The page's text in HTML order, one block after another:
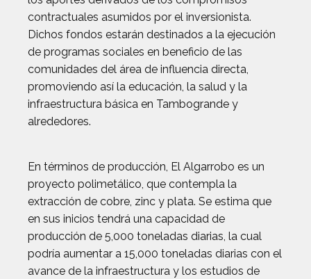
contractuales asumidos por el inversionista.
Dichos fondos estarán destinados a la ejecución
de programas sociales en beneficio de las
comunidades del área de influencia directa,
promoviendo así la educación, la salud y la
infraestructura básica en Tambogrande y
alrededores.
En términos de producción, El Algarrobo es un
proyecto polimetálico, que contempla la
extracción de cobre, zinc y plata. Se estima que
en sus inicios tendrá una capacidad de
producción de 5,000 toneladas diarias, la cual
podría aumentar a 15,000 toneladas diarias con el
avance de la infraestructura y los estudios de